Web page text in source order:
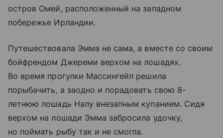
остров Омей, расположенный на западном
побережье Ирландии.
Путешествовала Эмма не сама, а вместе со своим
бойфрендом Джереми верхом на лошадях.
Во время прогулки Массингейл решила
порыбачить, а заодно и порадовать свою 8-
летнюю лошадь Налу внезапным купанием. Сидя
верхом на лошади Эмма забросила удочку,
но поймать рыбу так и не смогла.